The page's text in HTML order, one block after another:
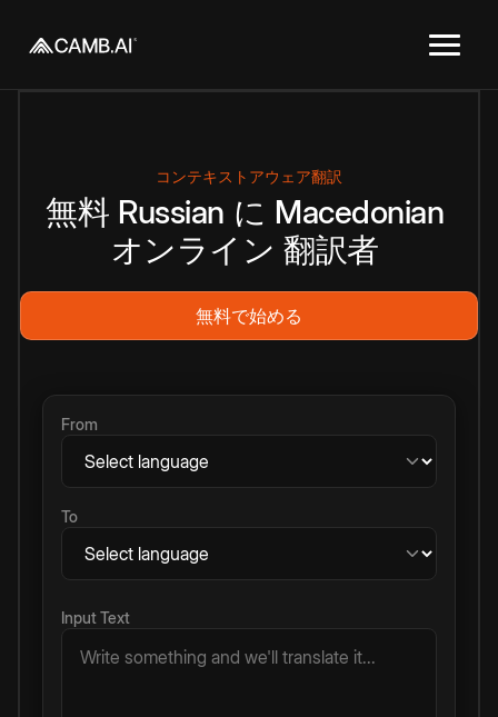
コンテキストアウェア翻訳
無料 Russian に Macedonian
オンライン 翻訳者
無料で始める
From
To
Input Text